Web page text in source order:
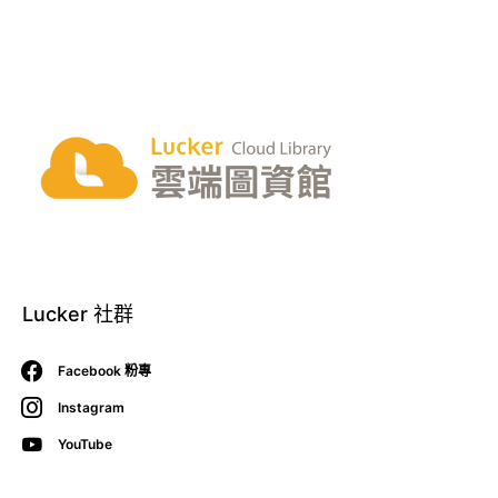
Lucker 社群
Facebook 粉專
Instagram
YouTube